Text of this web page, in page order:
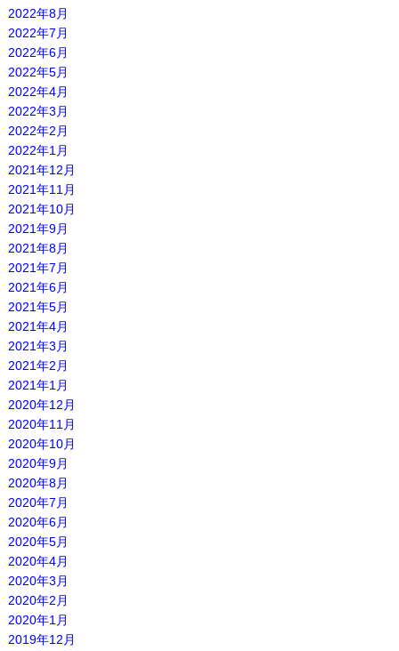
2022年8月
2022年7月
2022年6月
2022年5月
2022年4月
2022年3月
2022年2月
2022年1月
2021年12月
2021年11月
2021年10月
2021年9月
2021年8月
2021年7月
2021年6月
2021年5月
2021年4月
2021年3月
2021年2月
2021年1月
2020年12月
2020年11月
2020年10月
2020年9月
2020年8月
2020年7月
2020年6月
2020年5月
2020年4月
2020年3月
2020年2月
2020年1月
2019年12月